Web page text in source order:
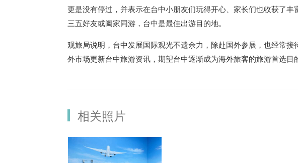
更是没有停过，并表示在台中小朋友们玩得开心、家长们也收获了丰
三五好友或阖家同游，台中是最佳出游目的地。
观旅局说明，台中发展国际观光不遗余力，除赴国外参展，也经常
外市场更新台中旅游资讯，期望台中逐渐成为海外旅客的旅游首选目
相关照片